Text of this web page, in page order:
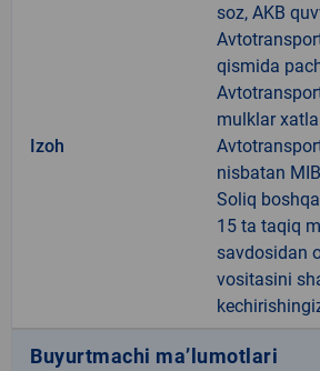
Izoh
soz, AKB
qismida
mulklar
nisbatan
Soliq
15 ta taqiq
savdosidan
vositasini
Buyurtmachi ma’lumotlari